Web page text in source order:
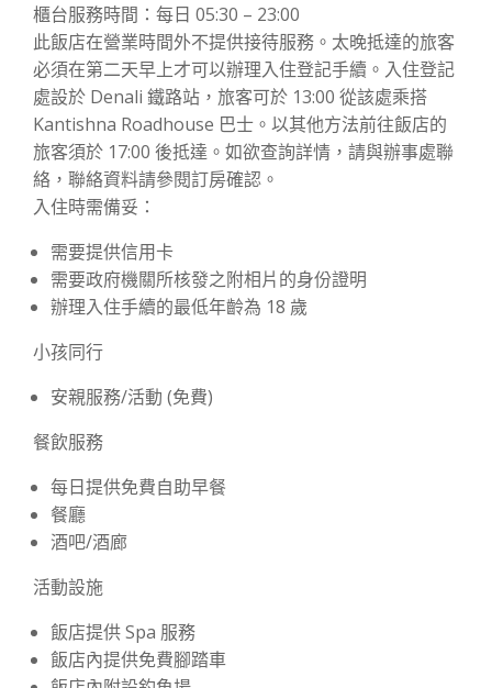
櫃台服務時間：每日 05:30 – 23:00
此飯店在營業時間外不提供接待服務。太晚抵達的旅客
必須在第二天早上才可以辦理入住登記手續。入住登記
處設於 Denali 鐵路站，旅客可於 13:00 從該處乘搭
Kantishna Roadhouse 巴士。以其他方法前往飯店的
旅客須於 17:00 後抵達。如欲查詢詳情，請與辦事處聯
絡，聯絡資料請參閱訂房確認。
入住時需備妥：
需要提供信用卡
需要政府機關所核發之附相片的身份證明
辦理入住手續的最低年齡為 18 歲
小孩同行
安親服務/活動 (免費)
餐飲服務
每日提供免費自助早餐
餐廳
酒吧/酒廊
活動設施
飯店提供 Spa 服務
飯店內提供免費腳踏車